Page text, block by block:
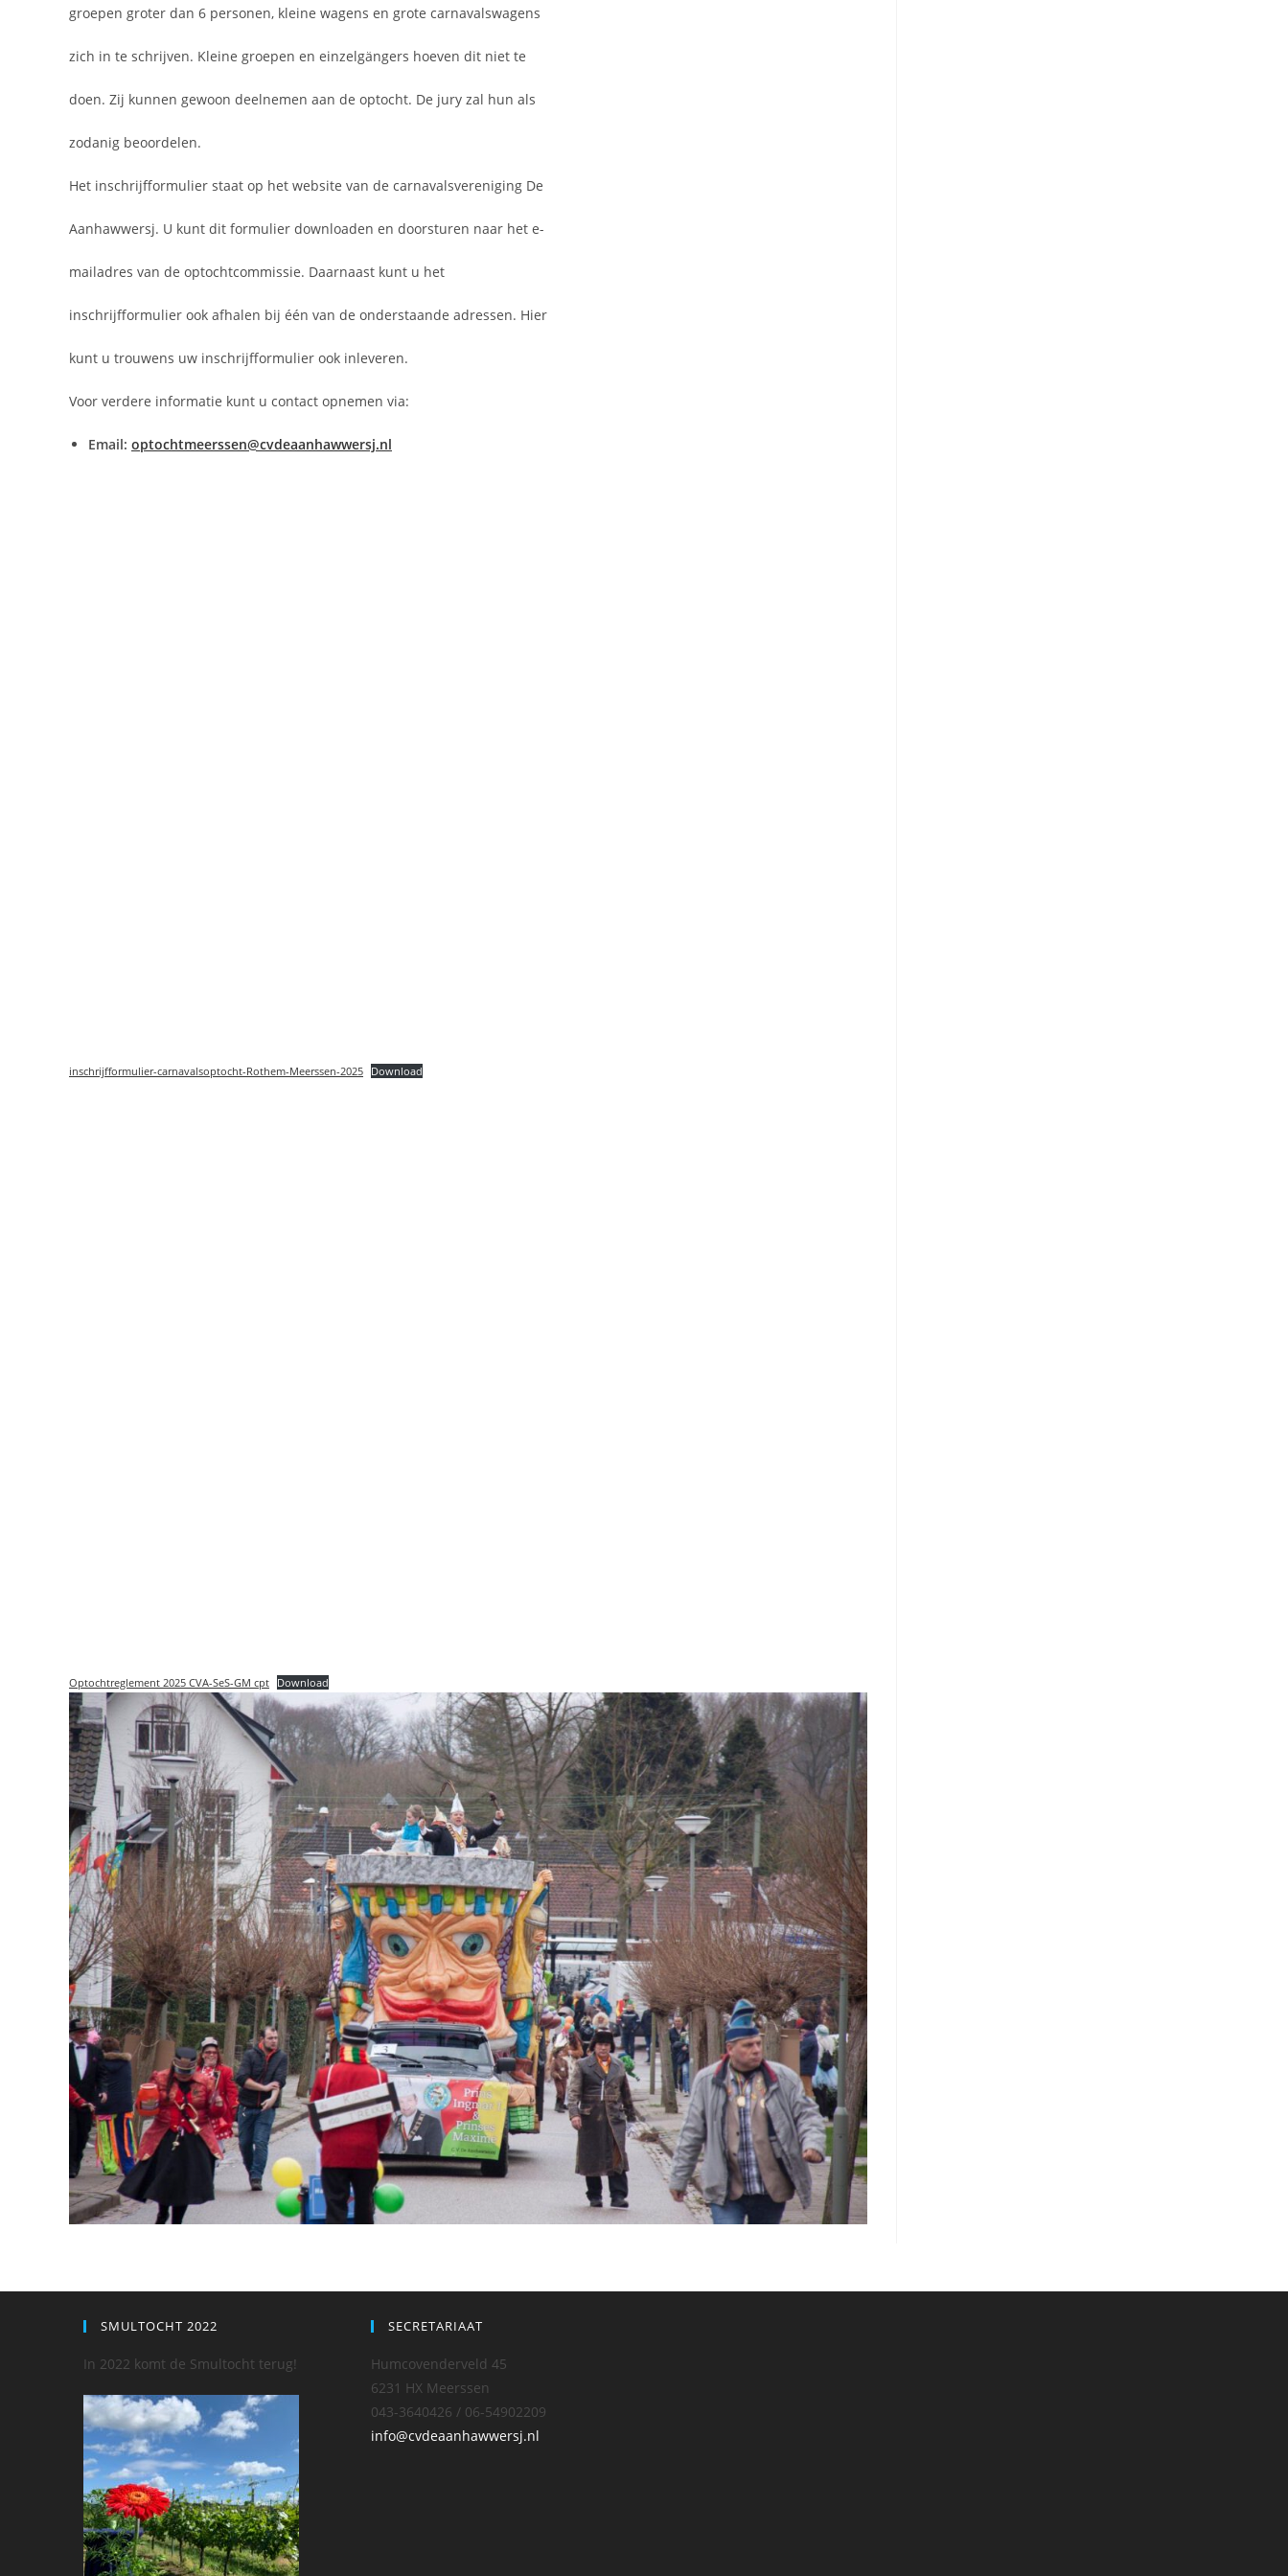
groepen groter dan 6 personen, kleine wagens en grote carnavalswagens
zich in te schrijven. Kleine groepen en einzelgängers hoeven dit niet te
doen. Zij kunnen gewoon deelnemen aan de optocht. De jury zal hun als
zodanig beoordelen.
Het inschrijfformulier staat op het website van de carnavalsvereniging De
Aanhawwersj. U kunt dit formulier downloaden en doorsturen naar het e-
mailadres van de optochtcommissie. Daarnaast kunt u het
inschrijfformulier ook afhalen bij één van de onderstaande adressen. Hier
kunt u trouwens uw inschrijfformulier ook inleveren.
Voor verdere informatie kunt u contact opnemen via:
Email: optochtmeerssen@cvdeaanhawwersj.nl
inschrijfformulier-carnavalsoptocht-Rothem-Meerssen-2025 Download
Optochtreglement 2025 CVA-SeS-GM cpt Download
SMULTOCHT 2022
In 2022 komt de Smultocht terug!
SECRETARIAAT
Humcovenderveld 45
6231 HX Meerssen
043-3640426 / 06-54902209
info@cvdeaanhawwersj.nl